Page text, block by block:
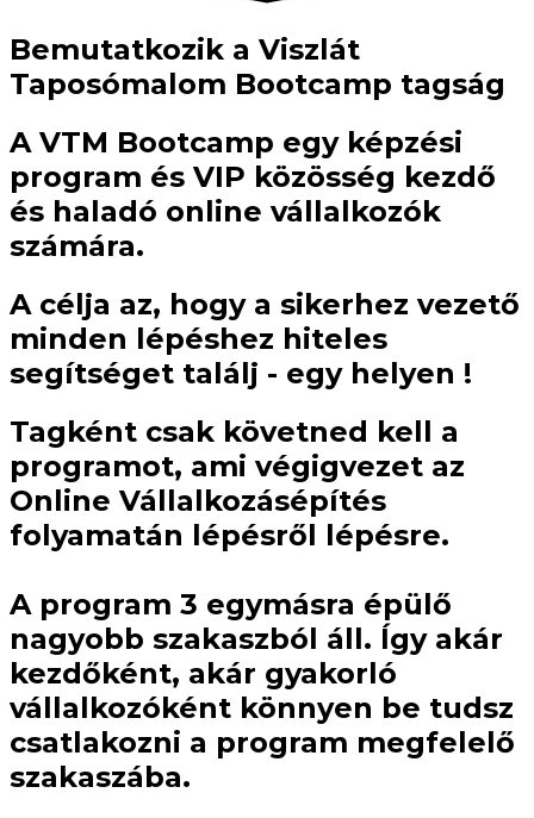
Bemutatkozik a Viszlát
Taposómalom Bootcamp tagság
A VTM Bootcamp egy képzési
program és VIP közösség kezdő
és haladó online vállalkozók
számára.
A célja az, hogy a sikerhez vezető
minden lépéshez hiteles
segítséget találj - egy helyen !
Tagként csak követned kell a
programot, ami végigvezet az
Online Vállalkozásépítés
folyamatán lépésről lépésre.
A program 3 egymásra épülő
nagyobb szakaszból áll. Így akár
kezdőként, akár gyakorló
vállalkozóként könnyen be tudsz
csatlakozni a program megfelelő
szakaszába.